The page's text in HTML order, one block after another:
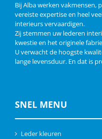
Bij Alba werken vakmensen,
vereiste expertise en heel
interieurs vervaardigen.
Zij stemmen uw lederen
kwestie en het originele
U verwacht de hoogste
lange levensduur. En dat is
SNEL MENU
Leder kleuren